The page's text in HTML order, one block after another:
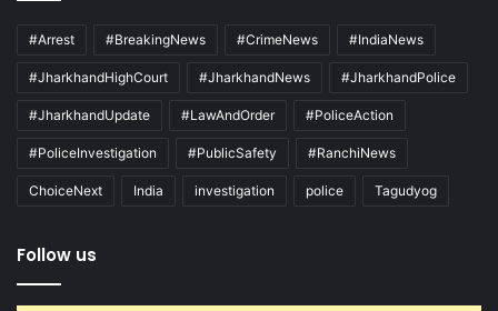
#Arrest #BreakingNews #CrimeNews #IndiaNews
#JharkhandHighCourt #JharkhandNews #JharkhandPolice
#JharkhandUpdate #LawAndOrder #PoliceAction
#PoliceInvestigation #PublicSafety #RanchiNews
ChoiceNext India investigation police Tagudyog
Follow us